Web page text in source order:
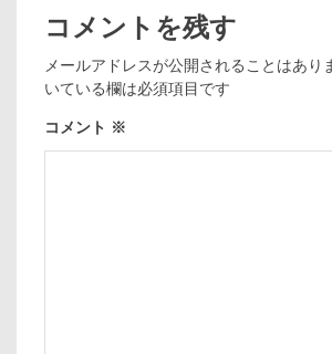
コメントを残す
メールアドレスが公開されることはあり
いている欄は必須項目です
コメント ※